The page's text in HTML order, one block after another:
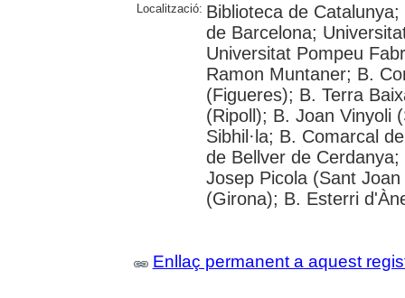
Localització: Biblioteca de
de Barcelona;
Universitat Pompeu
Ramon Muntaner; B.
(Figueres); B. Terra
(Ripoll); B. Joan Vinyoli
Sibhil·la; B. Comarcal
de Bellver de
Josep Picola (Sant
(Girona); B. Esterri
Enllaç permanent a aquest